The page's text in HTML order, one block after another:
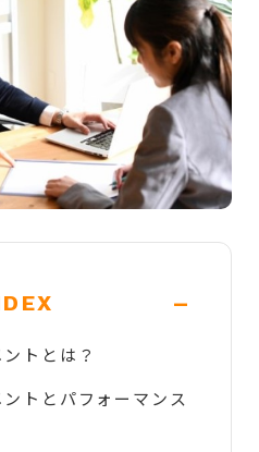
-
トとは？
トとパフォーマンス